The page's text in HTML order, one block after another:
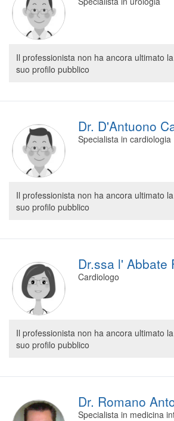
Il professionista non ha ancora ultimato
suo profilo pubblico
Dr. D'Antuono
Specialista in cardiologia
Il professionista non ha ancora ultimato
suo profilo pubblico
Dr.ssa l' Abbate
Cardiologo
Il professionista non ha ancora ultimato
suo profilo pubblico
Dr. Romano
Specialista in medicina